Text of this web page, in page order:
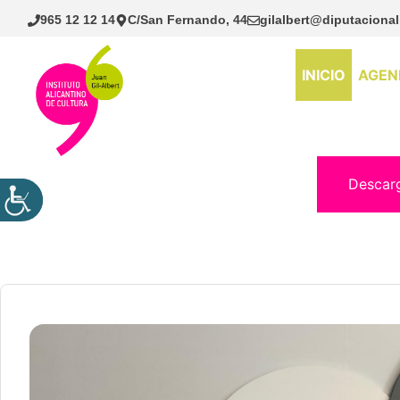
Saltar
965 12 12 14 C/San Fernando, 44
INICIO